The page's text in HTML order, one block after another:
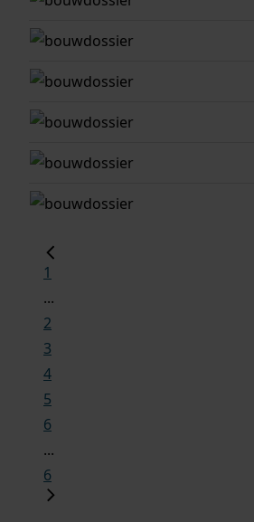
1
...
2
3
4
5
6
...
6